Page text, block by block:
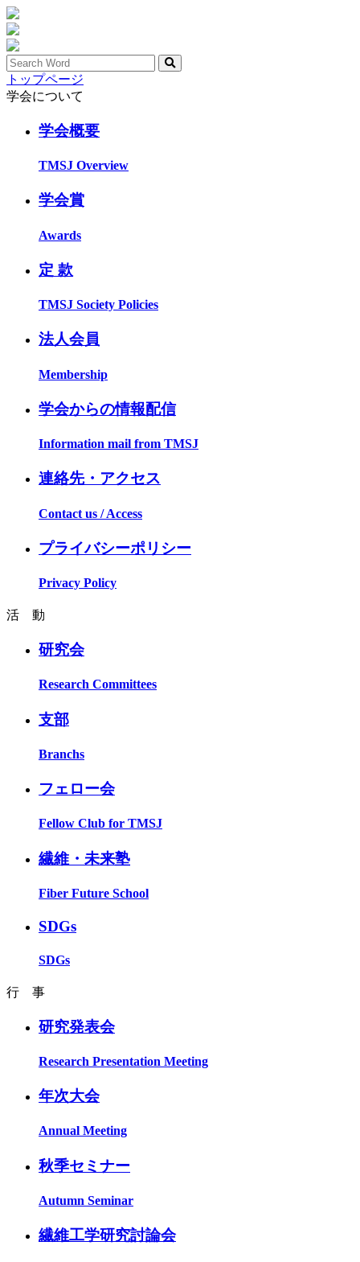
トップページ
学会について
学会概要
TMSJ Overview
学会賞
Awards
定 款
TMSJ Society Policies
法人会員
Membership
学会からの情報配信
Information mail from TMSJ
連絡先・アクセス
Contact us / Access
プライバシーポリシー
Privacy Policy
活 動
研究会
Research Committees
支部
Branchs
フェロー会
Fellow Club for TMSJ
繊維・未来塾
Fiber Future School
SDGs
SDGs
行 事
研究発表会
Research Presentation Meeting
年次大会
Annual Meeting
秋季セミナー
Autumn Seminar
繊維工学研究討論会